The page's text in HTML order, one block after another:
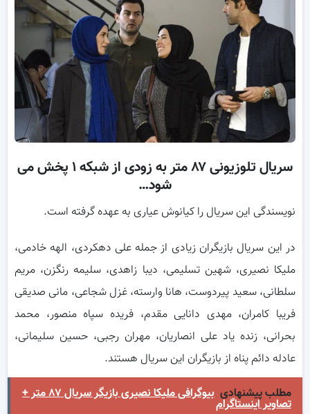
سریال تلوزیونی ۸۷ متر به زودی از شبکه ۱ پخش می
شود…
نویسندگی این سریال را کیانوش عیاری به عهده گرفته است.
در این سریال بازیگران زیادی از جمله علی دهکردی، الهه خادمی،
ملیکا نصیری، شهین تسلیمی، دیبا زاهدی، سلیمه رنگزن، مریم
سلطانی، سعید پیردوست، هانا وارسته، غزل شجاعی، مانی صدیقی
فریبا کامران، مهدی دانایی مقدم، فریده سپاه منصور، محمد
بحرانی، زنده یاد علی انصاریان، مهران رجبی، حسین سلیمانی،
عادله دائم پناه از بازیگران این سریال هستند.
مطلب پیشنهادی
بیوگرافی ملیکا نصیری بازیگر سریال ۸۷ متر +
تصاویر اینستاگرام